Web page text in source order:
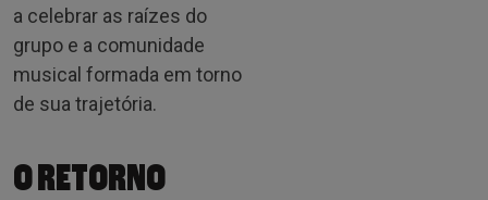
a celebrar as raízes do
grupo e a comunidade
musical formada em torno
de sua trajetória.
O RETORNO